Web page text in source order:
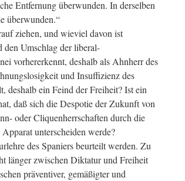
Entfernung überwunden. In derselben
überwunden.“
ziehen, und wieviel davon ist
Umschlag der liberal-
vorhererkennt, deshalb als Ahnherr des
und Insuffizienz des
deshalb ein Feind der Freiheit? Ist ein
daß sich die Despotie der Zukunft von
oder Cliquenherrschaften durch die
unterscheiden werde?
des Spaniers beurteilt werden. Zu
länger zwischen Diktatur und Freiheit
präventiver, gemäßigter und